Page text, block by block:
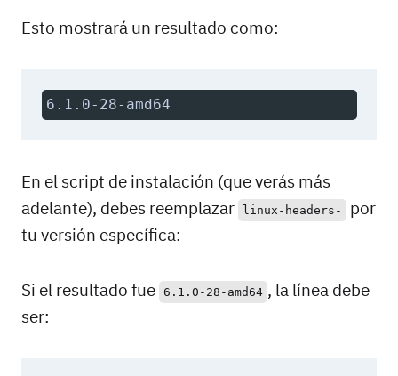
Esto mostrará un resultado como:
6.1.0-28-amd64
En el script de instalación (que verás más
adelante), debes reemplazar
linux-headers-
por
tu versión específica:
Si el resultado fue 6.1.0-28-amd64 , la línea debe
ser: